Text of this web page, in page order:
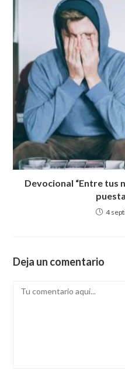
Devocional “Entre tus
4
Deja un comentario
Comentario